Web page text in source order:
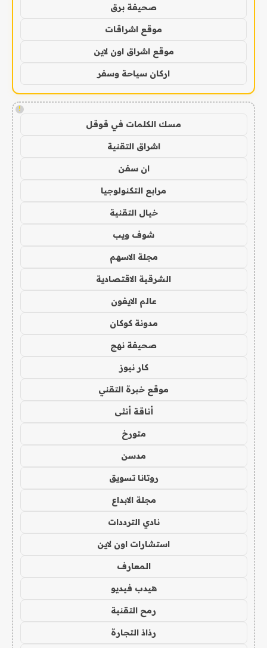
صحيفة برق
موقع اشراقات
موقع اشراق اون لاين
اركان سياحة وسفر
!
مسك الكلمات في قوقل
اشراق التقنية
ان سفن
مرابع التكنولوجيا
خيال التقنية
شوف ويب
مجلة الاسهم
الشرقية الاقتصادية
عالم الايفون
مدونة كوكان
صحيفة نهج
كار نيوز
موقع خبرة التقني
أناقة أنثى
متورخ
مدسن
روتانا تسويق
مجلة الابداع
نادي الترددات
استشارات اون لاين
المعارف
هيدب فيديو
رمح التقنية
رذاذ التجارة